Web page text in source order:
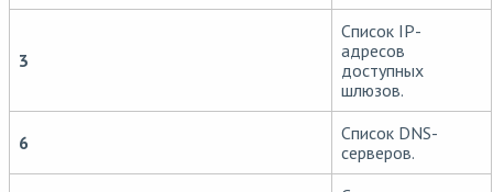
3
Список IP-
адресов
доступных
шлюзов.
6
Список DNS-
серверов.